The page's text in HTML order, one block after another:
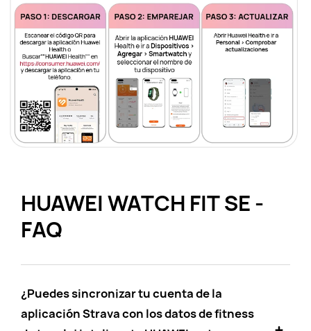
HUAWEI WATCH FIT SE -
FAQ
¿Puedes sincronizar tu cuenta de la
aplicación Strava con los datos de fitness